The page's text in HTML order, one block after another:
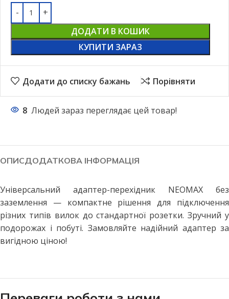
ДОДАТИ В КОШИК
КУПИТИ ЗАРАЗ
Додати до списку бажань Порівняти
8 Людей зараз переглядає цей товар!
ОПИСДОДАТКОВА ІНФОРМАЦІЯ
Універсальний адаптер-перехідник NEOMAX без
заземлення — компактне рішення для підключення
різних типів вилок до стандартної розетки. Зручний у
подорожах і побуті. Замовляйте надійний адаптер за
вигідною ціною!